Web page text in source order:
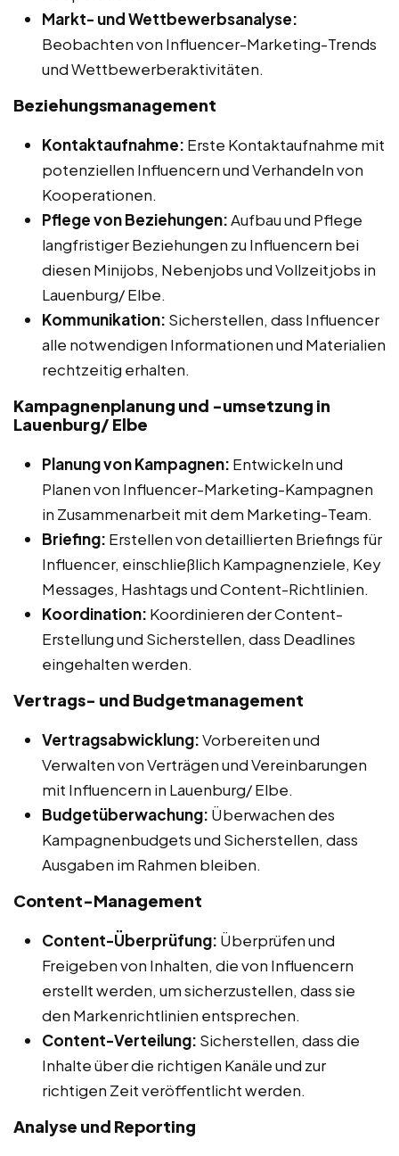
Markt- und Wettbewerbsanalyse:
Beobachten von Influencer-Marketing-Trends
und Wettbewerberaktivitäten.
Beziehungsmanagement
Kontaktaufnahme: Erste Kontaktaufnahme mit
potenziellen Influencern und Verhandeln von
Kooperationen.
Pflege von Beziehungen:Aufbau und Pflege
langfristiger Beziehungen zu Influencern bei
diesen Minijobs, Nebenjobs und Vollzeitjobs in
Lauenburg/ Elbe.
Kommunikation: Sicherstellen, dass Influencer
alle notwendigen Informationen und Materialien
rechtzeitig erhalten.
Kampagnenplanung und -umsetzung in
Lauenburg/ Elbe
Planung von Kampagnen: Entwickeln und
Planen von Influencer-Marketing-Kampagnen
in Zusammenarbeit mit dem Marketing-Team.
Briefing: Erstellen von detaillierten Briefings für
Influencer, einschließlich Kampagnenziele, Key
Messages, Hashtags und Content-Richtlinien.
Koordination: Koordinieren der Content-
Erstellung und Sicherstellen, dass Deadlines
eingehalten werden.
Vertrags- und Budgetmanagement
Vertragsabwicklung:Vorbereiten und
Verwalten von Verträgen und Vereinbarungen
mit Influencern in Lauenburg/ Elbe.
Budgetüberwachung: Überwachen des
Kampagnenbudgets und Sicherstellen, dass
Ausgaben im Rahmen bleiben.
Content-Management
Content-Überprüfung: Überprüfen und
Freigeben von Inhalten, die von Influencern
erstellt werden, um sicherzustellen, dass sie
den Markenrichtlinien entsprechen.
Content-Verteilung: Sicherstellen, dass die
Inhalte über die richtigen Kanäle und zur
richtigen Zeit veröffentlicht werden.
Analyse und Reporting